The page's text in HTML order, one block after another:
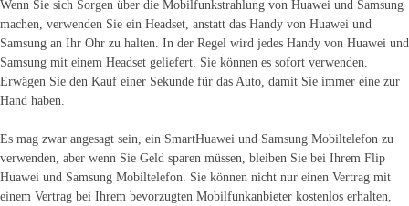
Wenn Sie sich Sorgen über die Mobilfunkstrahlung von Huawei und Samsung
machen, verwenden Sie ein Headset, anstatt das Handy von Huawei und
Samsung an Ihr Ohr zu halten. In der Regel wird jedes Handy von Huawei und
Samsung mit einem Headset geliefert. Sie können es sofort verwenden.
Erwägen Sie den Kauf einer Sekunde für das Auto, damit Sie immer eine zur
Hand haben.
Es mag zwar angesagt sein, ein SmartHuawei und Samsung Mobiltelefon zu
verwenden, aber wenn Sie Geld sparen müssen, bleiben Sie bei Ihrem Flip
Huawei und Samsung Mobiltelefon. Sie können nicht nur einen Vertrag mit
einem Vertrag bei Ihrem bevorzugten Mobilfunkanbieter kostenlos erhalten,